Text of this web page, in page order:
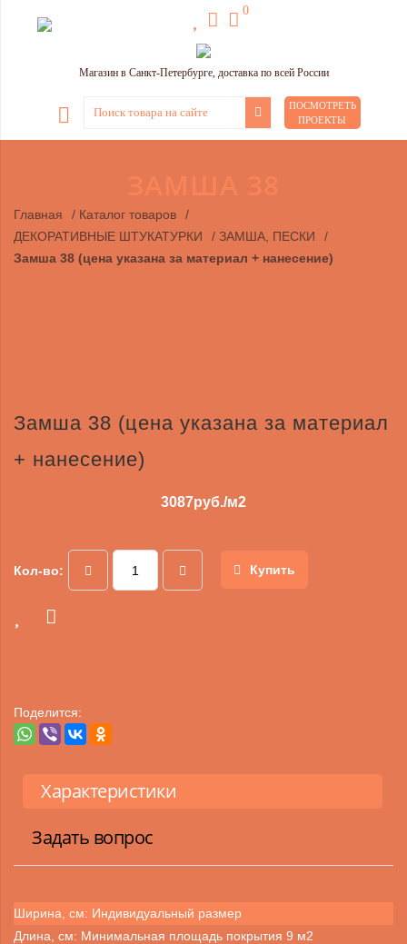
0
Магазин в Санкт-Петербурге, доставка по всей России
ПОСМОТРЕТЬ
ПРОЕКТЫ
Главная / Каталог товаров
/
ДЕКОРАТИВНЫЕ ШТУКАТУРКИ
/ ЗАМША, ПЕСКИ
/
Замша 38 (цена указана за материал + нанесение)
Замша 38 (цена указана за материал
+ нанесение)
3087руб./м2
Кол-во: Купить
Поделится:
Характеристики
Задать вопрос
Ширина, см: Индивидуальный размер
Длина, см: Минимальная площадь покрытия 9 м2